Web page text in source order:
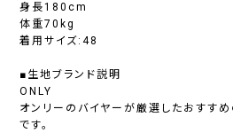
身長180cm
体重70kg
着用サイズ:48
■生地ブランド説明
ONLY
オンリーのバイヤーが厳選したおすすめ
です。